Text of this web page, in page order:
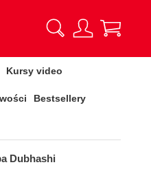
Kursy video
Bestsellery
Dubhashi